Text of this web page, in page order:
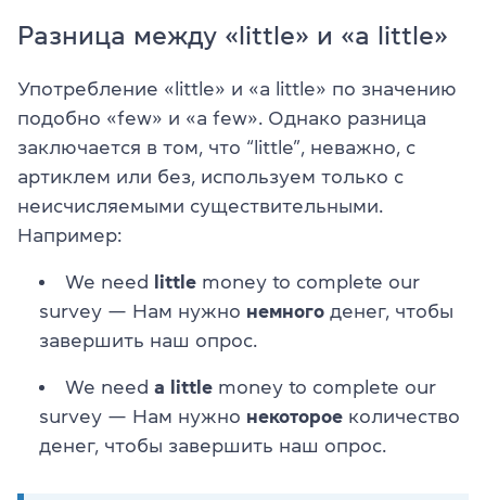
Разница между «little» и «a little»
Употребление «little» и «a little» по значению
подобно «few» и «a few». Однако разница
заключается в том, что “little”, неважно, с
артиклем или без, используем только с
неисчисляемыми существительными.
Например:
We need little money to complete our
survey — Нам нужно немного денег, чтобы
завершить наш опрос.
We need a little money to complete our
survey — Нам нужно некоторое количество
денег, чтобы завершить наш опрос.